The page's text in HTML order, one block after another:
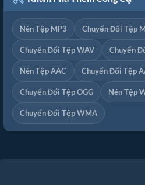
Nén Tệp MP3 Chuyển Đổi Tệp
Chuyển Đổi Tệp WAV Chuyển
Nén Tệp AAC Chuyển Đổi Tệp
Chuyển Đổi Tệp OGG Nén Tệp
Chuyển Đổi Tệp WMA